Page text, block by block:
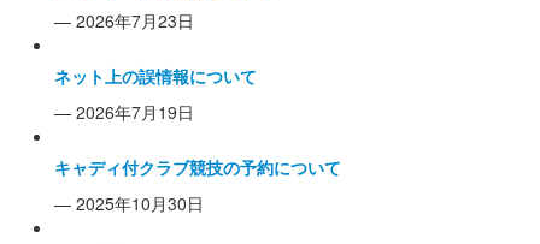
— 2026年7月23日
ネット上の誤情報について
— 2026年7月19日
キャディ付クラブ競技の予約について
— 2025年10月30日